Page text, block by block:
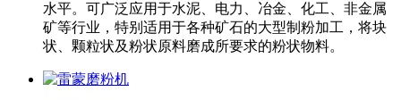
水平。可广泛应用于水泥、电力、冶金、化工、非金属
矿等行业，特别适用于各种矿石的大型制粉加工，将块
状、颗粒状及粉状原料磨成所要求的粉状物料。